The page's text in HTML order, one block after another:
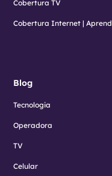
Cobertura TV
Cobertura Internet |
Blog
Tecnologia
Operadora
TV
Celular